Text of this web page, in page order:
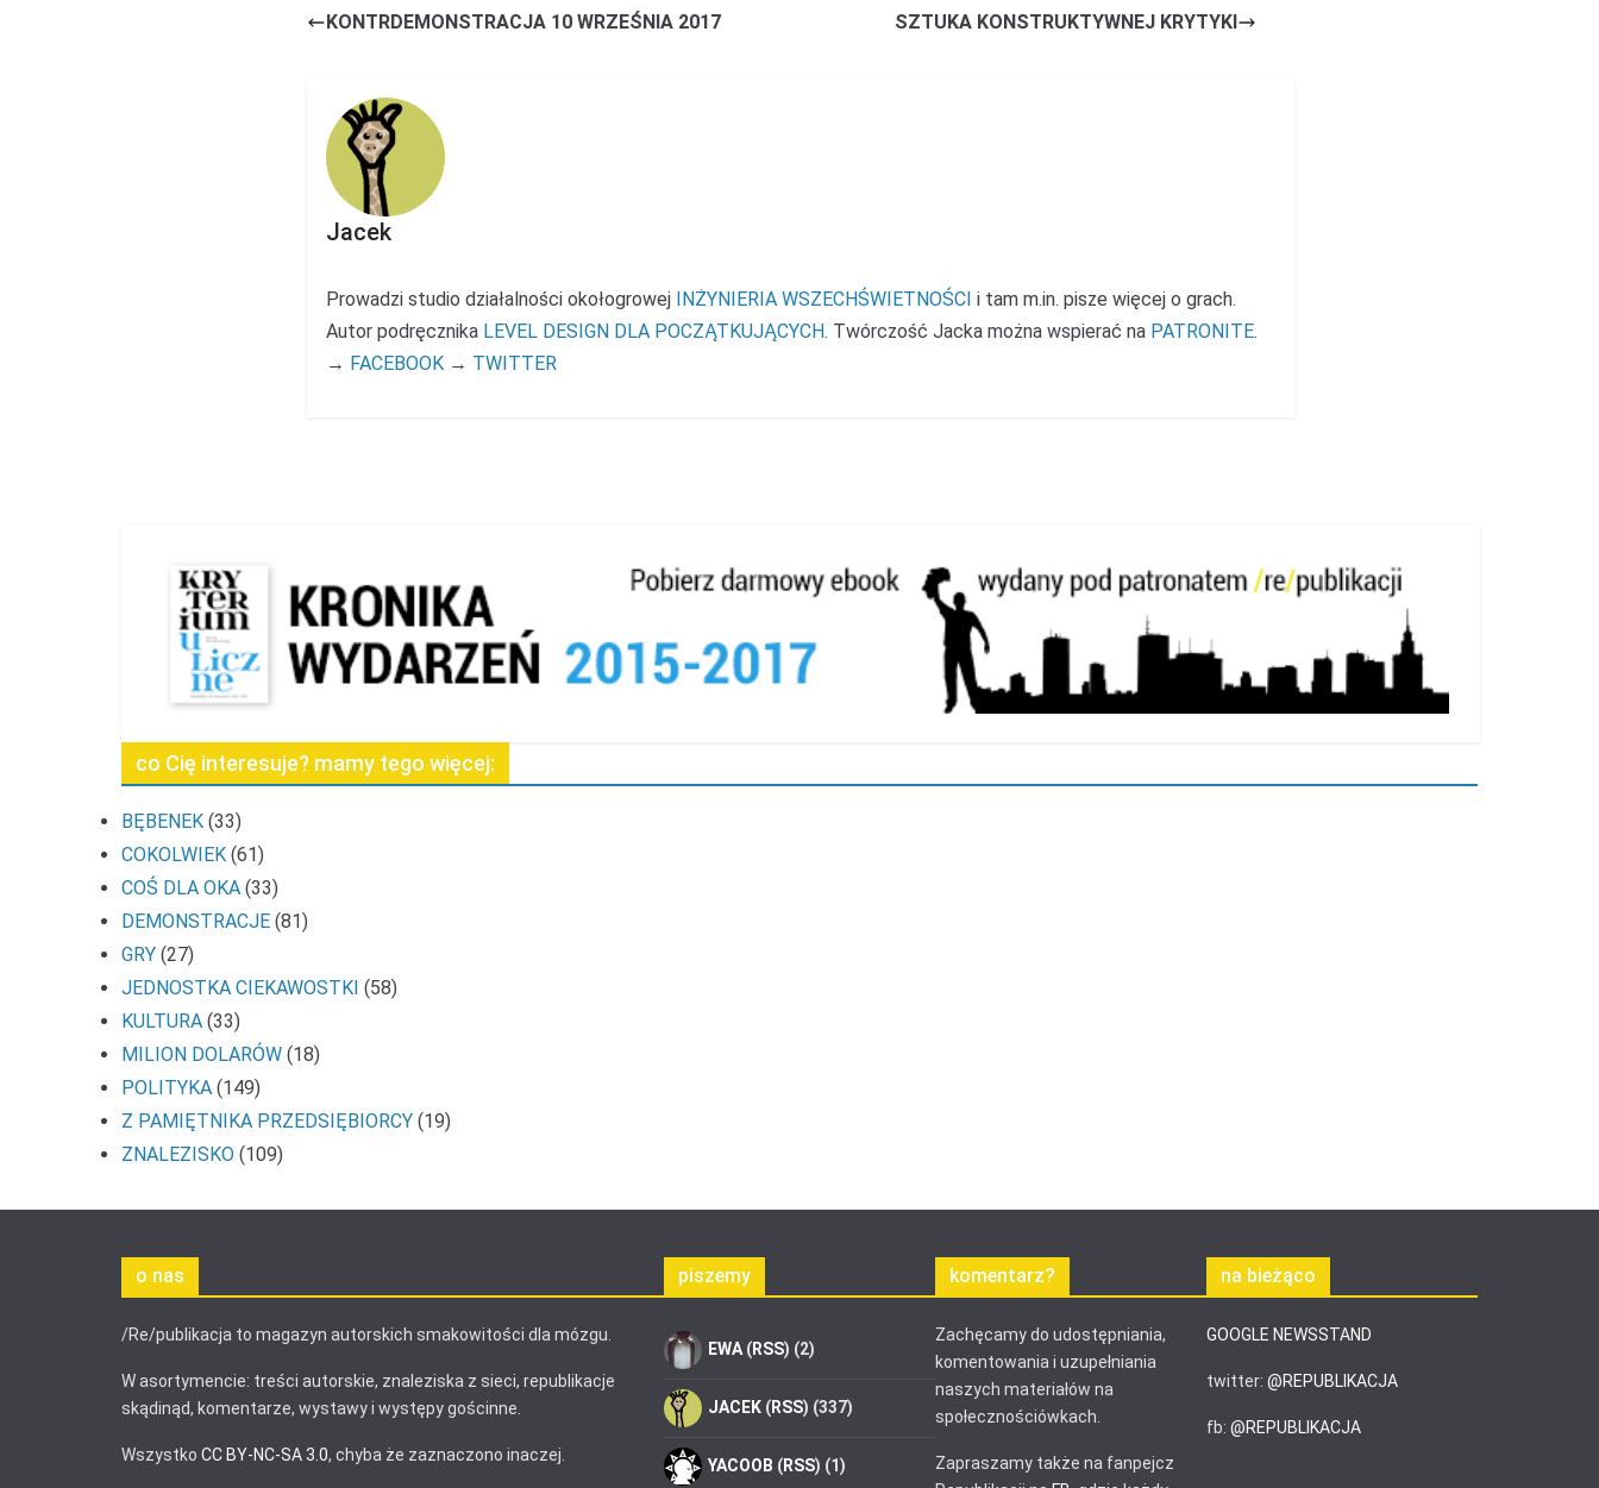
KONTRDEMONSTRACJA 10 WRZEŚNIA 2017 SZTUKA KONSTRUKTYWNEJ KRYTYKI
Jacek
Prowadzi studio działalności okołogrowej INŻYNIERIA WSZECHŚWIETNOŚCI i tam m.in. pisze więcej o grach.
Autor podręcznika LEVEL DESIGN DLA POCZĄTKUJĄCYCH. Twórczość Jacka można wspierać na PATRONITE.
→ FACEBOOK→ TWITTER
co Cię interesuje? mamy tego więcej:
BĘBENEK (33)
COKOLWIEK (61)
COŚ DLA OKA (33)
DEMONSTRACJE (81)
GRY (27)
JEDNOSTKA CIEKAWOSTKI (58)
KULTURA (33)
MILION DOLARÓW (18)
POLITYKA (149)
Z PAMIĘTNIKA PRZEDSIĘBIORCY (19)
ZNALEZISKO (109)
o nas
/Re/publikacja to magazyn autorskich smakowitości dla mózgu.
W asortymencie: treści autorskie, znaleziska z sieci, republikacje
skądinąd, komentarze, wystawy i występy gościnne.
Wszystko CC BY-NC-SA 3.0, chyba że zaznaczono inaczej.
piszemy
EWA (RSS) (2)
JACEK (RSS) (337)
YACOOB (RSS) (1)
komentarz?
Zachęcamy do udostępniania,
komentowania i uzupełniania
naszych materiałów na
społecznościówkach.
Zapraszamy także na fanpejcz
na bieżąco
GOOGLE NEWSSTAND
twitter: @REPUBLIKACJA
fb: @REPUBLIKACJA